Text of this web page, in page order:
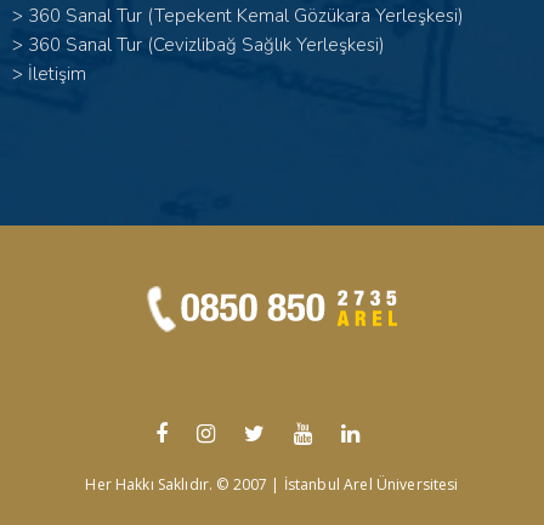
> 360 Sanal Tur (Tepekent Kemal Gözükara Yerleşkesi)
> 360 Sanal Tur (Cevizlibağ Sağlık Yerleşkesi)
> İletişim
Her Hakkı Saklıdır. © 2007 | İstanbul Arel Üniversitesi